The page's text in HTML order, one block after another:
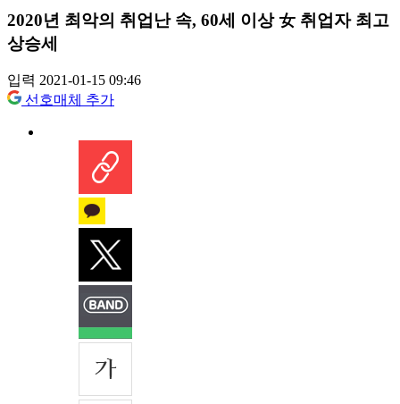
2020년 최악의 취업난 속, 60세 이상 女 취업자 최고
상승세
입력 2021-01-15 09:46
선호매체 추가